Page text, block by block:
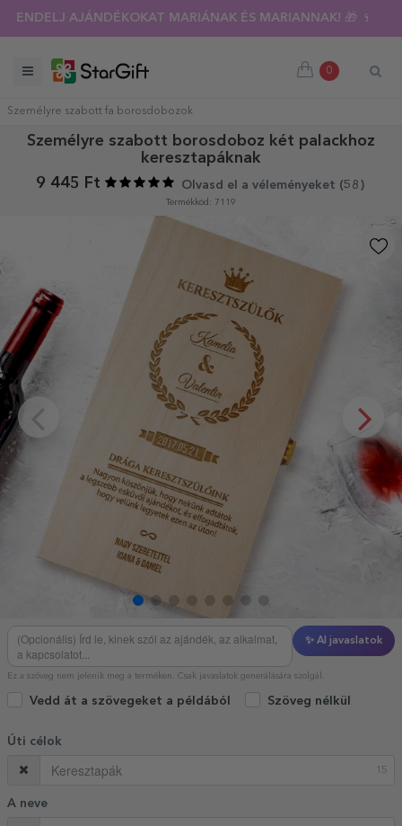
RENDELJ AJÁNDÉKOKAT MARIÁNAK ÉS MARIANNAK! 🎁 🍷
0
Személyre szabott fa borosdobozok
Személyre szabott borosdoboz két palackhoz
keresztapáknak
9 445 Ft
Olvasd el a véleményeket (58 )
Termékkód: 7119
✨ AI javaslatok
Ez a szöveg nem jelenik meg a terméken. Csak javaslatok generálására szolgál.
Vedd át a szövegeket a példából Szöveg nélkül
Úti célok
15
A neve